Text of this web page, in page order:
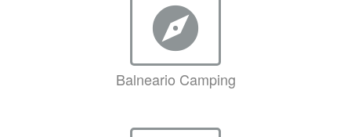
explore
Balneario Camping